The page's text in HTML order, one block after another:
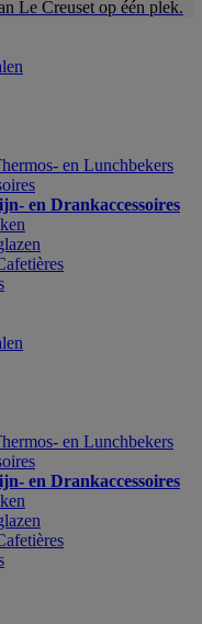
Le Creuset op één plek.
en Lunchbekers
en Drankaccessoires
en Lunchbekers
en Drankaccessoires